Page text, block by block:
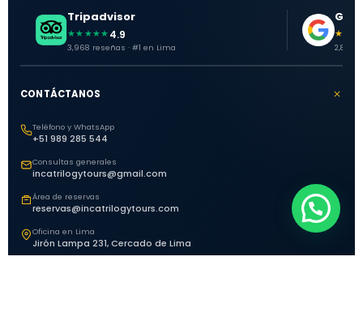
Tripadvisor
★★★★★ 4.9
3,968 reseñas · #1 en Lima 2,881
CONTÁCTANOS
Teléfono y WhatsApp
+51 989 285 544
Consultas generales
incatrilogytours@gmail.com
Área de reservas
reservas@incatrilogytours.com
Oficina en Lima
Jirón Lampa 231, Cercado de Lima